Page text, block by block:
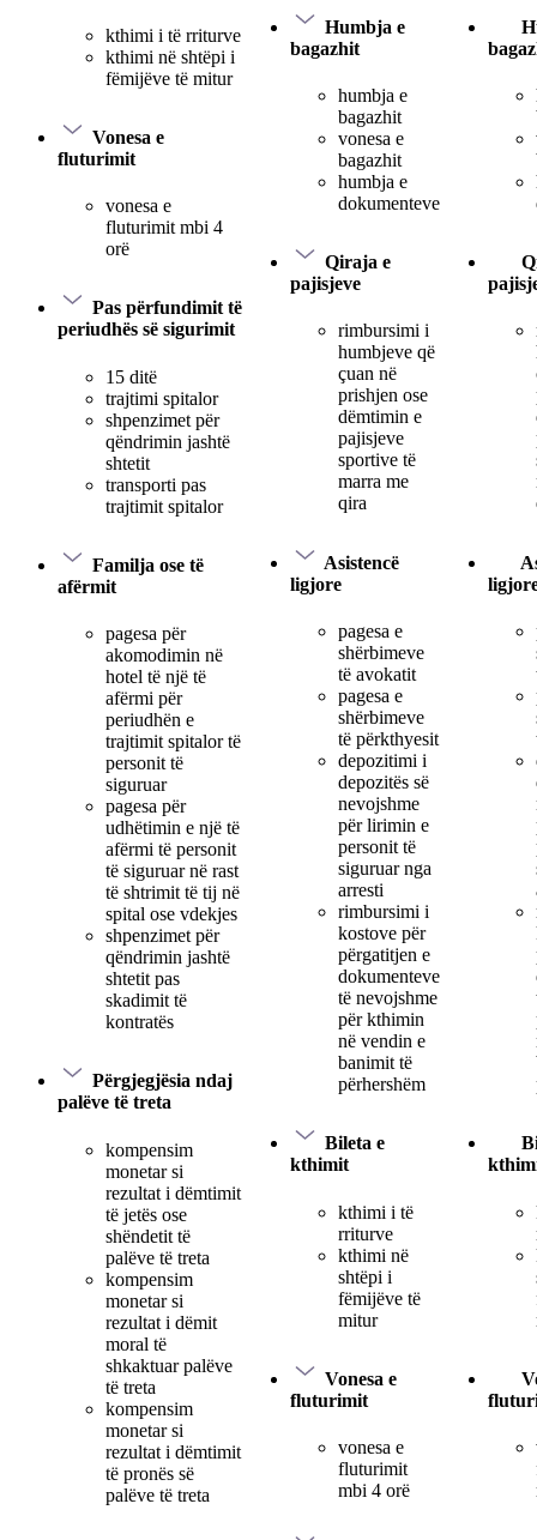
kthimi i të rriturve
kthimi në shtëpi i
fëmijëve të mitur
Vonesa e
fluturimit
vonesa e
fluturimit mbi 4
orë
Pas përfundimit të
periudhës së sigurimit
15 ditë
trajtimi spitalor
shpenzimet për
qëndrimin jashtë
shtetit
transporti pas
trajtimit spitalor
Familja ose të
afërmit
pagesa për
akomodimin në
hotel të një të
afërmi për
periudhën e
trajtimit spitalor të
personit të
siguruar
pagesa për
udhëtimin e një të
afërmi të personit
të siguruar në rast
të shtrimit të tij në
spital ose vdekjes
shpenzimet për
qëndrimin jashtë
shtetit pas
skadimit të
kontratës
Përgjegjësia ndaj
palëve të treta
kompensim
monetar si
rezultat i dëmtimit
të jetës ose
shëndetit të
palëve të treta
kompensim
monetar si
rezultat i dëmit
moral të
shkaktuar palëve
të treta
kompensim
monetar si
rezultat i dëmtimit
të pronës së
palëve të treta
Humbja e
bagazhit
humbja e
bagazhit
vonesa e
bagazhit
humbja e
dokumenteve
Qiraja e
pajisjeve
rimbursimi i
humbjeve që
çuan në
prishjen ose
dëmtimin e
pajisjeve
sportive të
marra me
qira
Asistencë
ligjore
pagesa e
shërbimeve
të avokatit
pagesa e
shërbimeve
të përkthyesit
depozitimi i
depozitës së
nevojshme
për lirimin e
personit të
siguruar nga
arresti
rimbursimi i
kostove për
përgatitjen e
dokumenteve
të nevojshme
për kthimin
në vendin e
banimit të
përhershëm
Bileta e
kthimit
kthimi i të
rriturve
kthimi në
shtëpi i
fëmijëve të
mitur
Vonesa e
fluturimit
vonesa e
fluturimit
mbi 4 orë